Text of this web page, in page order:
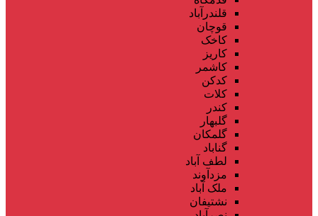
قلندرآباد
قوچان
کاخک
کاریز
کاشمر
کدکن
کلات
کندر
گلبهار
گلمکان
گناباد
لطف آباد
مزدآوند
ملک آباد
نشتیفان